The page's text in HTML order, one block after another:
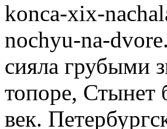
konca-xix-
nochyu-na-
сияла грубыми
топоре, Стынет
век.